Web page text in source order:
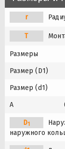
r
T
Размеры
Размер (D1)
Размер (d1)
A
D1
наружного